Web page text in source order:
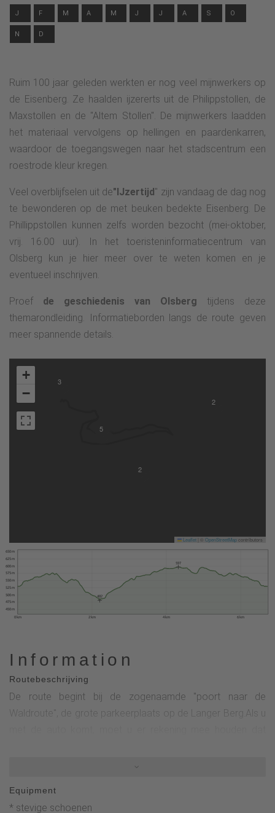
J F M A M J J A S O
N D
Ruim 100 jaar geleden werkten er nog veel mijnwerkers op
de Eisenberg. Ze haalden ijzererts uit de Philippstollen, de
Maxstollen en de "Altem Stollen". De mijnwerkers laadden
het materiaal vervolgens op hellingen en paardenkarren,
waardoor de toegangswegen naar het stadscentrum een
roestrode kleur kregen.
Veel overblijfselen uit de"IJzertijd " zijn vandaag de dag nog
te bewonderen op de met beuken bedekte Eisenberg. De
Phillippstollen kunnen zelfs worden bezocht (mei-oktober,
vrij. 16.00 uur). In het toeristeninformatiecentrum van
Olsberg kun je hier meer over te weten komen en je
eventueel inschrijven.
Proef de geschiedenis van Olsberg tijdens deze
themarondleiding. Informatieborden langs de route geven
meer spannende details.
2
2
5
3
+
−
Leaflet OpenStreetMapcontributors
0 km 2 km 4 km 6 km
450 m
475 m
500 m
525 m
550 m
575 m
600 m
625 m
650 m
482
597
Information
Routebeschrijving
De route begint bij de zogenaamde "poort naar de
Waldroute", de grote parkeerplaats op de Langer Berg.Als u
informatieborden bij de rustplaats geven interessante
Equipment
* stevige schoenen